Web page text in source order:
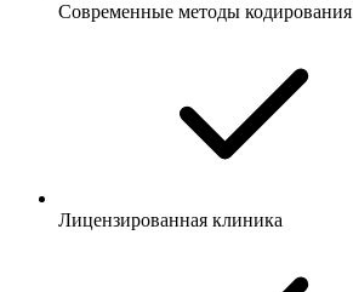
Современные методы кодирования
Лицензированная клиника